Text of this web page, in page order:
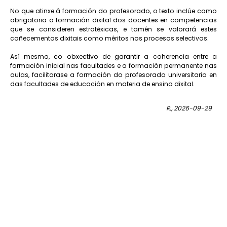
No que atinxe á formación do profesorado, o texto inclúe como
obrigatoria a formación dixital dos docentes en competencias
que se consideren estratéxicas, e tamén se valorará estes
coñecementos dixitais como méritos nos procesos selectivos.
Así mesmo, co obxectivo de garantir a coherencia entre a
formación inicial nas facultades e a formación permanente nas
aulas, facilitarase a formación do profesorado universitario en
das facultades de educación en materia de ensino dixital.
R., 2026-09-29